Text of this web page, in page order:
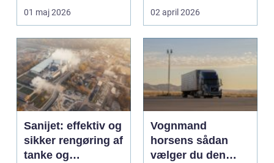
En bra arkit...
01 maj 2026
autobranchen. Når der
er bru...
02 april 2026
Sanijet: effektiv og
sikker rengøring af
tanke og
Vognmand
horsens sådan
vælger du den